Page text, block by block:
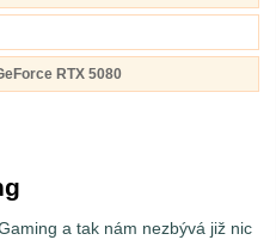
RTX 5080
a tak nám nezbývá již nic